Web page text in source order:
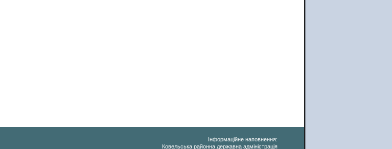
Інформаційне наповнення:
Ковельська районна державна адміністрація